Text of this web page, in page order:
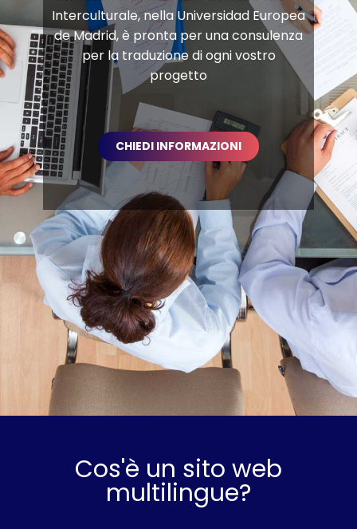
Interculturale, nella Universidad Europea
de Madrid, è pronta per una consulenza
per la traduzione di ogni vostro
progetto
CHIEDI INFORMAZIONI
Cos'è un sito web
multilingue?